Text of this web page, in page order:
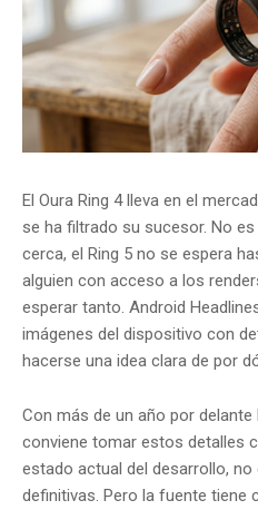
El Oura Ring 4 lleva en el
se ha filtrado su sucesor. No
cerca, el Ring 5 no se espera
alguien con acceso a los
esperar tanto. Android
imágenes del dispositivo con
hacerse una idea clara de por
Con más de un año por
conviene tomar estos detalles
estado actual del desarrollo,
definitivas. Pero la fuente tiene